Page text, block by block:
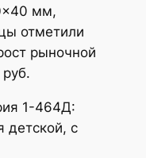
мм,
отметили
рыночной
1-464Д:
детской, с